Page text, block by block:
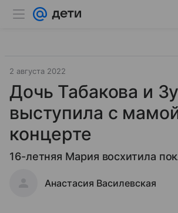
2 августа 2022
Дочь Табакова и
выступила с
концерте
16-летняя Мария восхитила
Анастасия Василевская